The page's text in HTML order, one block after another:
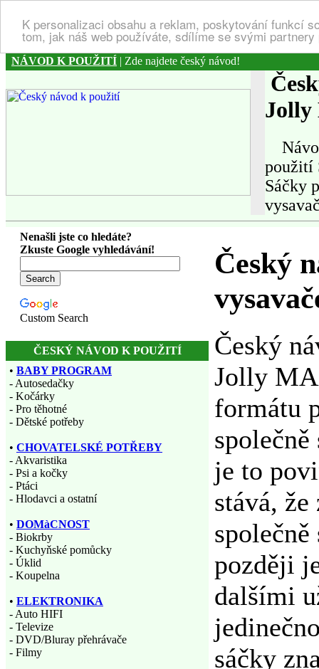
K personalizaci obsahu a reklam, poskytování funkcí
tom, jak náš web používáte, sdílíme se svými
NÁVOD K POUŽITÍ | Zde najdete český návod!
Jolly
použití
Sáčky
Český
Český
Jolly
formátu
je to
stává,
později
dalšími
sáčky
Nenašli jste co hledáte?
Zkuste Google vyhledávání!
Custom Search
ČESKÝ NÁVOD K POUŽITÍ
• BABY PROGRAM
- Autosedačky
- Kočárky
- Pro těhotné
- Dětské potřeby
• CHOVATELSKÉ POTŘEBY
- Akvaristika
- Psi a kočky
- Ptáci
- Hlodavci a ostatní
• DOMàCNOST
- Biokrby
- Kuchyňské pomůcky
- Úklid
- Koupelna
• ELEKTRONIKA
- Auto HIFI
- Televize
- DVD/Bluray přehrávače
- Filmy